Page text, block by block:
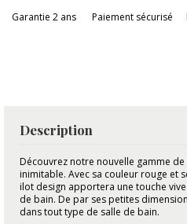
Garantie 2 ans
Paiement sécurisé
Description
Découvrez notre nouvelle gamme de
inimitable. Avec sa couleur rouge et
ilot design apportera une touche
de bain. De par ses petites
dans tout type de salle de bain.